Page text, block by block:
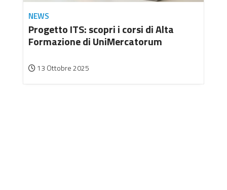
NEWS
Progetto ITS: scopri i corsi di Alta
Formazione di UniMercatorum
13 Ottobre 2025